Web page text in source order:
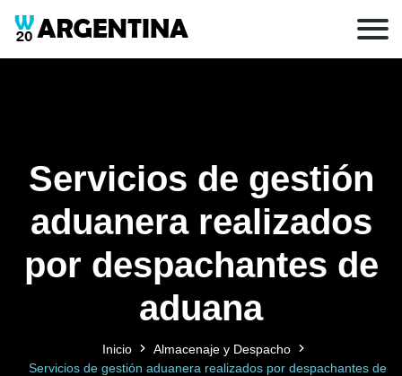
Servicios de gestión
aduanera realizados
por despachantes de
aduana
Inicio
Almacenaje y Despacho
Servicios de gestión aduanera realizados por despachantes de